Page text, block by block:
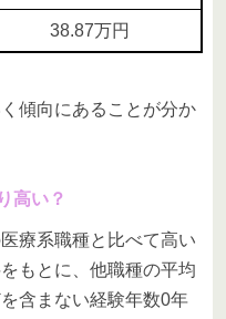
38.87万円
傾向にあることが分か
高い？
療系職種と比べて高い
もとに、他職種の平均
含まない経験年数0年